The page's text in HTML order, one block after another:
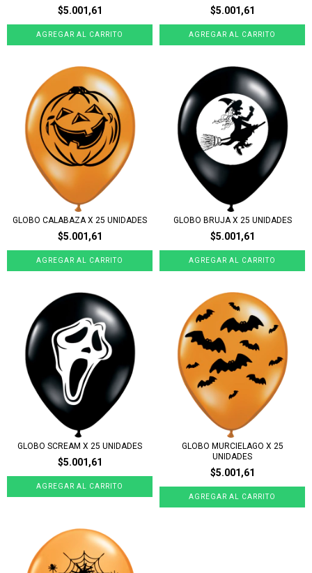
$5.001,61 $5.001,61
GLOBO CALABAZA X 25 UNIDADES
$5.001,61
GLOBO BRUJA X 25 UNIDADES
$5.001,61
GLOBO SCREAM X 25 UNIDADES
$5.001,61
GLOBO MURCIELAGO X 25
UNIDADES
$5.001,61